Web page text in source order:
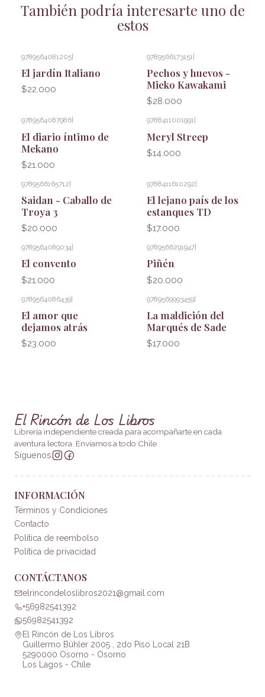
También podría interesarte uno de
estos
9789564081205
El jardín Italiano
$22.000
9789566173151
Pechos y huevos -
Mieko Kawakami
$28.000
9789564087986
El diario íntimo de
Mekano
$21.000
9788411001991
Meryl Streep
$14.000
9789566165712|
Saidan - Caballo de
Troya 3
$20.000
9788411610292|
El lejano país de los
estanques TD
$17.000
9789564089034
El convento
$21.000
9789566291947
Piñén
$20.000
9789564086439|
El amor que
dejamos atrás
$23.000
9789569993459|
La maldición del
Marqués de Sade
$17.000
El Rincón de Los Libros
Librería independiente creada para acompañarte en cada
aventura lectora. Enviamos a todo Chile.
Síguenos
INFORMACIÓN
Términos y Condiciones
Contacto
Política de reembolso
Política de privacidad
CONTÁCTANOS
elrincondeloslibros2021@gmail.com
+56982541392
56982541392
El Rincón de Los Libros
Guillermo Bühler 2005 , 2do Piso Local 21B
5290000 Osorno - Osorno
Los Lagos - Chile